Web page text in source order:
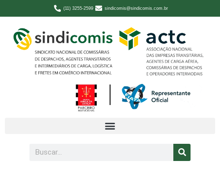
(11) 3255-2599 sindicomis@sindicomis.com.br